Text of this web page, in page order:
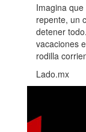
Imagina
repente, un
detener
vacaciones
rodilla
Lado.mx